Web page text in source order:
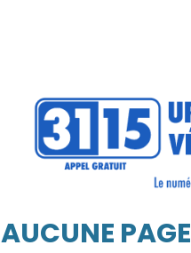
AUCUNE PAGE